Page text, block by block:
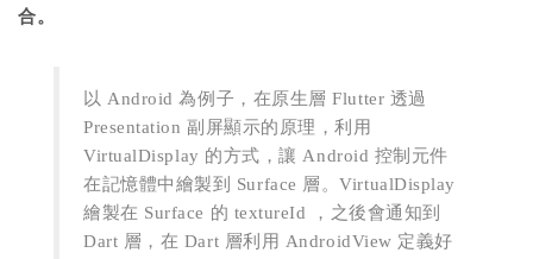
合。
以 Android 為例子，在原生層 Flutter 透過
Presentation 副屏顯示的原理，利用
VirtualDisplay 的方式，讓 Android 控制元件
在記憶體中繪製到 Surface 層。VirtualDisplay
繪製在 Surface 的 textureId ，之後會通知到
Dart 層，在 Dart 層利用 AndroidView 定義好